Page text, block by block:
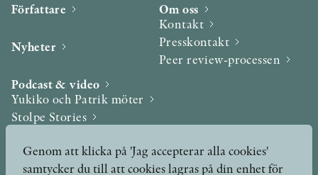
Författare
Nyheter
Podcast & video
Yukiko och Patrik möter
Stolpe Stories
Om oss
Kontakt
Presskontakt
Peer review-processen
Genom att klicka på 'Jag accepterar alla cookies'
samtycker du till att cookies lagras på din enhet för